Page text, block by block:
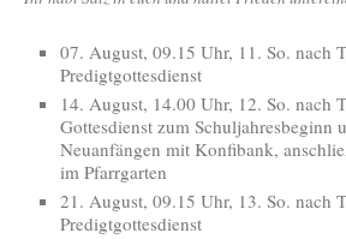
07. August, 09.15 Uhr, 11. So. nach
Predigtgottesdienst
14. August, 14.00 Uhr, 12. So. nach
Gottesdienst zum Schuljahresbeginn
Neuanfängen mit Konfibank,
im Pfarrgarten
21. August, 09.15 Uhr, 13. So. nach
Predigtgottesdienst